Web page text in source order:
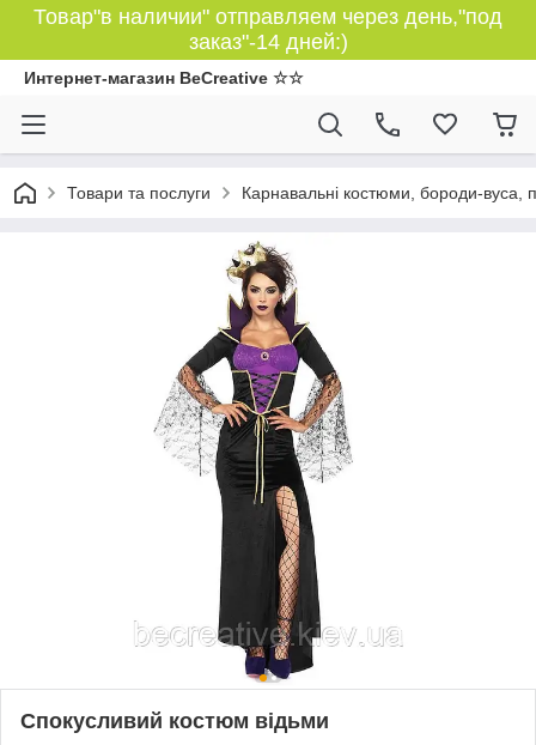
Товар"в наличии" отправляем через день,"под
заказ"-14 дней:)
Интернет-магазин BeCreative ☆☆
Товари та послуги Карнавальні костюми, бороди-вуса,
Спокусливий костюм відьми